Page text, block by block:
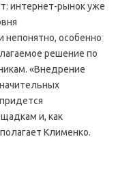
интернет-рынок уже
непонятно, особенно
решение по
«Внедрение
и, как
Клименко.